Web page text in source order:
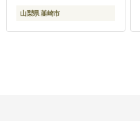
山梨県 韮崎市